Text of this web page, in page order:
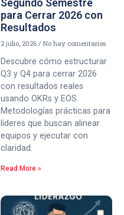
Segundo Semestre
para Cerrar 2026 con
Resultados
2 julio, 2026 No hay comentarios
Descubre cómo estructurar
Q3 y Q4 para cerrar 2026
con resultados reales
usando OKRs y EOS.
Metodologías prácticas para
líderes que buscan alinear
equipos y ejecutar con
claridad.
Read More »